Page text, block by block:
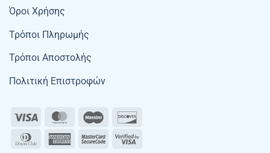
Όροι Χρήσης
Τρόποι Πληρωμής
Τρόποι Αποστολής
Πολιτική Επιστροφών
Visa MasterCardMaestro
Dinners
AmericanMasterCard
Visa